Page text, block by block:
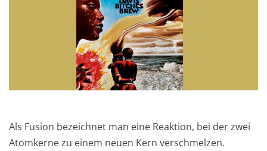
Als Fusion bezeichnet man eine Reaktion, bei der zwei
Atomkerne zu einem neuen Kern verschmelzen.